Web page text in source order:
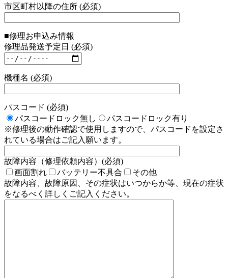
市区町村以降の住所 (必須)
■修理お申込み情報
修理品発送予定日 (必須)
機種名 (必須)
パスコード (必須)
パスコードロック無し
パスコードロック有り
※修理後の動作確認で使用しますので、パスコードを設定さ
れている場合はご記入願います。
故障内容（修理依頼内容）(必須)
画面割れ
バッテリー不具合
その他
故障内容、故障原因、その症状はいつからか等、現在の症状
をなるべく詳しくご記入ください。